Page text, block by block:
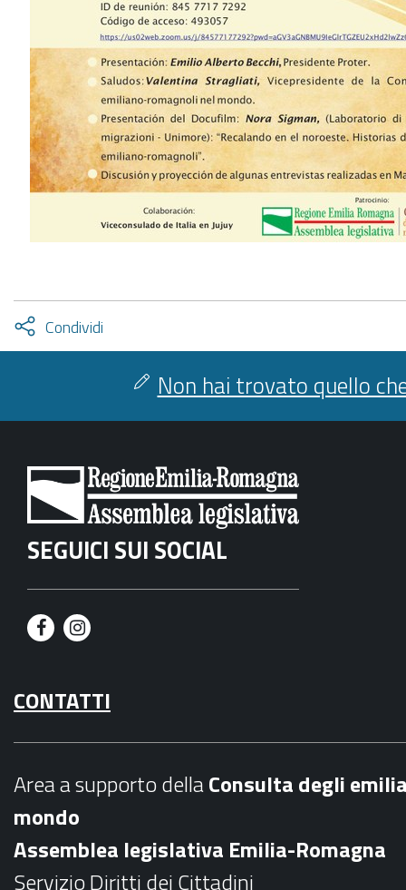
Condividi
facebook
twitter
Attiva
condividi
Non hai trovato quello
SEGUICI SUI SOCIAL
F
c
e
o
k
I
s
t
r
a
CONTATTI
Area a supporto dellaConsulta degli
mondo
Assemblea legislativa Emilia-Romagna
Servizio Diritti dei Cittadini